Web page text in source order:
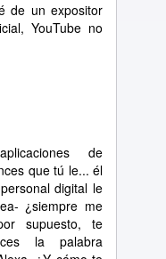
de un expositor
YouTube no
de
que tú le... él
digital le
¿siempre me
supuesto, te
la palabra